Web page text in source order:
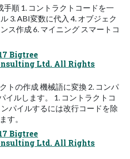
⼿順 1. コントラクトコードを⼀
3. ABI変数に代⼊ 4. オブジェク
ス作成 6. マイニング スマートコ
Bigtree
Ltd. All Rights
トの作成 機械語に変換 2. コンパ
イルします。 1. コントラクトコ
パイルするには改⾏コードを除
す。
Bigtree
Ltd. All Rights